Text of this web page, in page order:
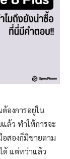
องการอยู่ใน
ล้ว ทำให้การจะ
สองก็มีขายตาม
ด้ แต่ทว่าแล้ว